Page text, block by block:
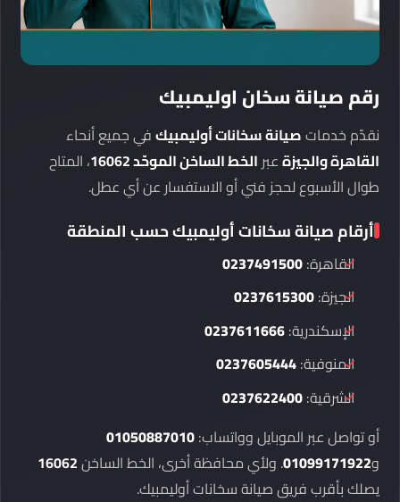
رقم صيانة سخان اوليمبيك
نقدّم خدماتصيانة سخانات أوليمبيكفي جميع أنحاء
القاهرة والجيزةعبر الخط الساخن الموحّد 16062
، المتاح
طوال الأسبوع لحجز فني أو الاستفسار عن أي عطل.
أرقام صيانة سخانات أوليمبيك حسب المنطقة
القاهرة:0237491500
الجيزة:0237615300
الإسكندرية:0237611666
المنوفية:0237605444
الشرقية:0237622400
أو تواصل عبر الموبايل وواتساب:01050887010
و01099171922. ولأي محافظة أخرى، الخط الساخن16062
يصلك بأقرب فريق صيانة سخانات أوليمبيك.